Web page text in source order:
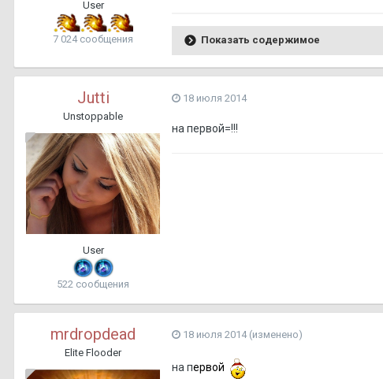
User
7 024 сообщения Показать содержимое
Jutti
Unstoppable
User
522 сообщения
18 июля 2014
на первой=!!!
mrdropdead
Elite Flooder
18 июля 2014 (изменено)
на первой